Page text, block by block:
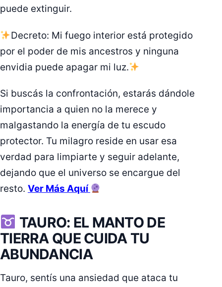
puede extinguir.
Decreto: Mi fuego interior está protegido
por el poder de mis ancestros y ninguna
envidia puede apagar mi luz.
Si buscás la confrontación, estarás dándole
importancia a quien no la merece y
malgastando la energía de tu escudo
protector. Tu milagro reside en usar esa
verdad para limpiarte y seguir adelante,
dejando que el universo se encargue del
resto. Ver Más Aquí
TAURO: EL MANTO DE
TIERRA QUE CUIDA TU
ABUNDANCIA
Tauro, sentís una ansiedad que ataca tu